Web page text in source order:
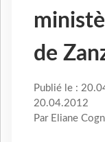
de
Publié le :
20.04.2012
Par Eliane